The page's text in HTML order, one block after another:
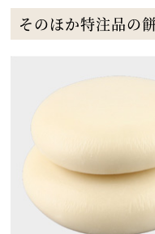
そのほか特注品の